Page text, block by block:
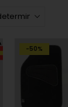
-50%